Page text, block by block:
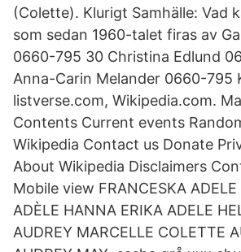
(Colette). Klurigt Samhälle: Vad
som sedan 1960-talet firas av
0660-795 30 Christina Edlund
Anna-Carin Melander 0660-795
listverse.com, Wikipedia.com.
Contents Current events
Wikipedia Contact us Donate
About Wikipedia Disclaimers
Mobile view FRANCESKA ADELE
ADÈLE HANNA ERIKA ADELE
AUDREY MARCELLE COLETTE